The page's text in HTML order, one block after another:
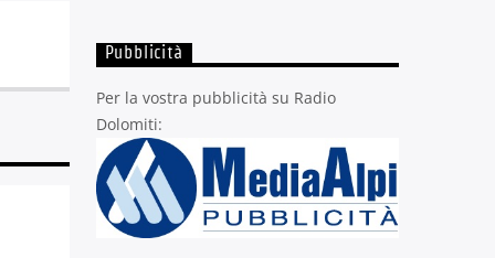
Pubblicità
Per la vostra pubblicità su Radio
Dolomiti: